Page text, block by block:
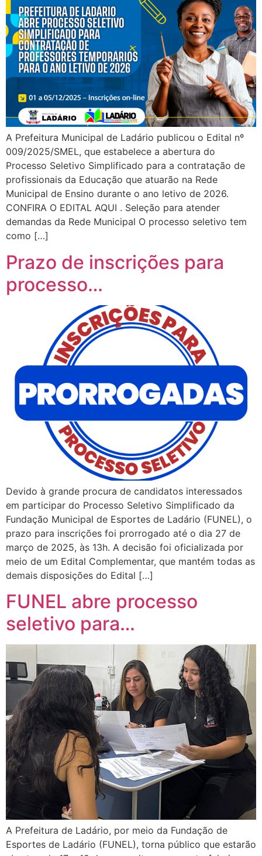
A Prefeitura Municipal de Ladário publicou o Edital nº
009/2025/SMEL, que estabelece a abertura do
Processo Seletivo Simplificado para a contratação de
profissionais da Educação que atuarão na Rede
Municipal de Ensino durante o ano letivo de 2026.
CONFIRA O EDITAL AQUI . Seleção para atender
demandas da Rede Municipal O processo seletivo tem
como […]
Prazo de inscrições para
processo…
Devido à grande procura de candidatos interessados
em participar do Processo Seletivo Simplificado da
Fundação Municipal de Esportes de Ladário (FUNEL), o
prazo para inscrições foi prorrogado até o dia 27 de
março de 2025, às 13h. A decisão foi oficializada por
meio de um Edital Complementar, que mantém todas as
demais disposições do Edital […]
FUNEL abre processo
seletivo para…
A Prefeitura de Ladário, por meio da Fundação de
Esportes de Ladário (FUNEL), torna público que estarão